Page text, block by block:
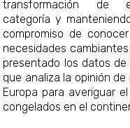
transformación de
categoría y
compromiso de
necesidades
presentado los datos de
que analiza la opinión
Europa para averiguar
congelados en el